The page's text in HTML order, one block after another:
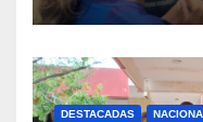
DESTACADAS